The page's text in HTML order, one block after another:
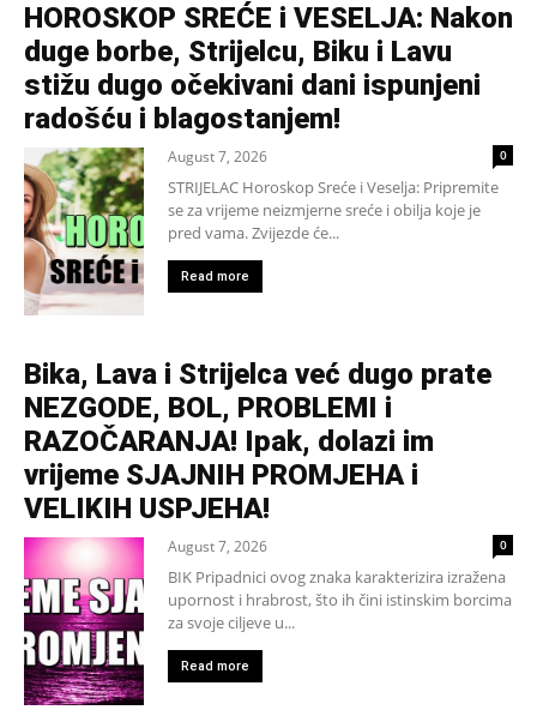
HOROSKOP SREĆE i VESELJA: Nakon
duge borbe, Strijelcu, Biku i Lavu
stižu dugo očekivani dani ispunjeni
radošću i blagostanjem!
August 7, 2026 0
STRIJELAC Horoskop Sreće i Veselja: Pripremite
se za vrijeme neizmjerne sreće i obilja koje je
pred vama. Zvijezde će...
Read more
Bika, Lava i Strijelca već dugo prate
NEZGODE, BOL, PROBLEMI i
RAZOČARANJA! Ipak, dolazi im
vrijeme SJAJNIH PROMJEHA i
VELIKIH USPJEHA!
August 7, 2026 0
BIK Pripadnici ovog znaka karakterizira izražena
upornost i hrabrost, što ih čini istinskim borcima
za svoje ciljeve u...
Read more